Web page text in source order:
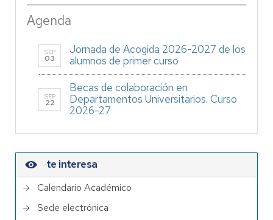
Agenda
SEP
03
Jornada de Acogida 2026-2027 de los
alumnos de primer curso
SEP
22
Becas de colaboración en
Departamentos Universitarios. Curso
2026-27
te interesa
Calendario Académico
Sede electrónica